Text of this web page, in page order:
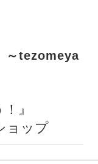
～tezomeya
』
ョップ